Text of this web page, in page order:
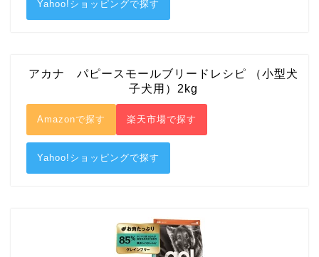
Yahoo!ショッピングで探す
アカナ パピースモールブリードレシピ （小型犬
子犬用）2kg
Amazonで探す 楽天市場で探す
Yahoo!ショッピングで探す